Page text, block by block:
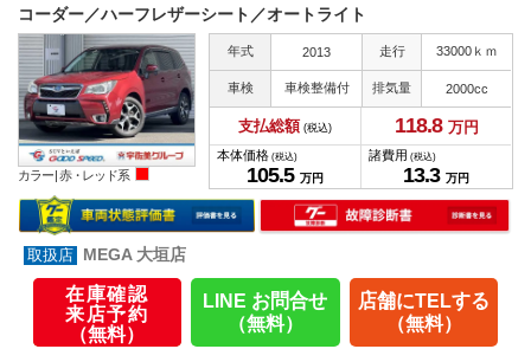
コーダー／ハーフレザーシート／オートライト
カラー |赤・レッド系
年式 2013 走行 33000ｋｍ
車検 車検整備付 排気量 2000cc
支払総額 (税込) 118.8 万円
本体価格 (税込)
105.5 万円
諸費用 (税込)
13.3 万円
MEGA 大垣店
在庫確認
来店予約
（無料）
LINE お問合せ
（無料）
店舗にTELする
（無料）